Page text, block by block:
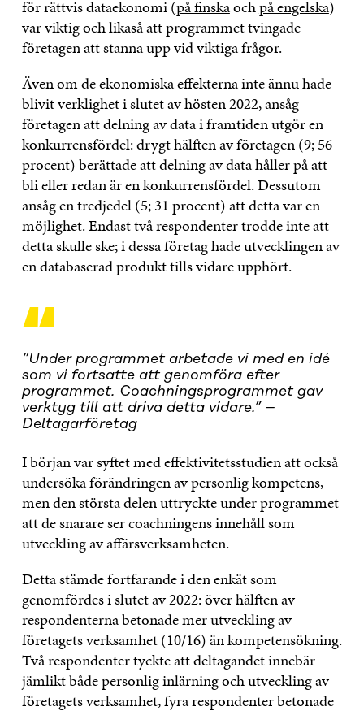
för rättvis dataekonomi (på finskaochpå engelska)
var viktig och likaså att programmet tvingade
företagen att stanna upp vid viktiga frågor.
Även om de ekonomiska effekterna inte ännu hade
blivit verklighet i slutet av hösten 2022, ansåg
företagen att delning av data i framtiden utgör en
konkurrensfördel: drygt hälften av företagen (9; 56
procent) berättade att delning av data håller på att
bli eller redan är en konkurrensfördel. Dessutom
ansåg en tredjedel (5; 31 procent) att detta var en
möjlighet. Endast två respondenter trodde inte att
detta skulle ske; i dessa företag hade utvecklingen av
en databaserad produkt tills vidare upphört.
“
”Under programmet arbetade vi med en idé
som vi fortsatte att genomföra efter
programmet. Coachningsprogrammet gav
verktyg till att driva detta vidare.” –
Deltagarföretag
I början var syftet med effektivitetsstudien att också
undersöka förändringen av personlig kompetens,
men den största delen uttryckte under programmet
att de snarare ser coachningens innehåll som
utveckling av affärsverksamheten.
Detta stämde fortfarande i den enkät som
genomfördes i slutet av 2022: över hälften av
respondenterna betonade mer utveckling av
företagets verksamhet (10/16) än kompetensökning.
Två respondenter tyckte att deltagandet innebär
jämlikt både personlig inlärning och utveckling av
företagets verksamhet, fyra respondenter betonade